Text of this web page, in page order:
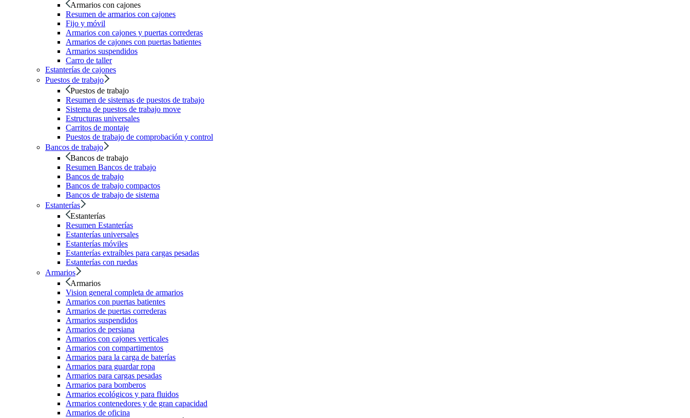
Armarios con cajones
Resumen de armarios con cajones
Fijo y móvil
Armarios con cajones y puertas correderas
Armarios de cajones con puertas batientes
Armarios suspendidos
Carro de taller
Estanterías de cajones
Puestos de trabajo
Puestos de trabajo
Resumen de sistemas de puestos de trabajo
Sistema de puestos de trabajo move
Estructuras universales
Carritos de montaje
Puestos de trabajo de comprobación y control
Bancos de trabajo
Bancos de trabajo
Resumen Bancos de trabajo
Bancos de trabajo
Bancos de trabajo compactos
Bancos de trabajo de sistema
Estanterías
Estanterías
Resumen Estanterías
Estanterías universales
Estanterías móviles
Estanterías extraíbles para cargas pesadas
Estanterías con ruedas
Armarios
Armarios
Vision general completa de armarios
Armarios con puertas batientes
Armarios de puertas correderas
Armarios suspendidos
Armarios de persiana
Armarios con cajones verticales
Armarios con compartimentos
Armarios para la carga de baterías
Armarios para guardar ropa
Armarios para cargas pesadas
Armarios para bomberos
Armarios ecológicos y para fluidos
Armarios contenedores y de gran capacidad
Armarios de oficina